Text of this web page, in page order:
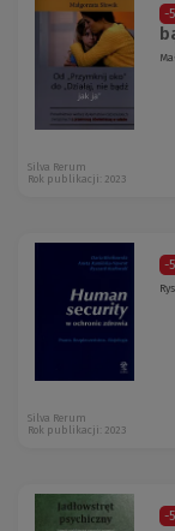
-
Silva Rerum
Rok publikacji: 2023
-
Silva Rerum
Rok publikacji: 2023
-